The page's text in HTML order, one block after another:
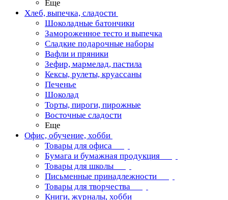
Еще
Хлеб, выпечка, сладости
Шоколадные батончики
Замороженное тесто и выпечка
Сладкие подарочные наборы
Вафли и пряники
Зефир, мармелад, пастила
Кексы, рулеты, круассаны
Печенье
Шоколад
Торты, пироги, пирожные
Восточные сладости
Еще
Офис, обучение, хобби
Товары для офиса
Бумага и бумажная продукция
Товары для школы
Письменные принадлежности
Товары для творчества
Книги, журналы, хобби